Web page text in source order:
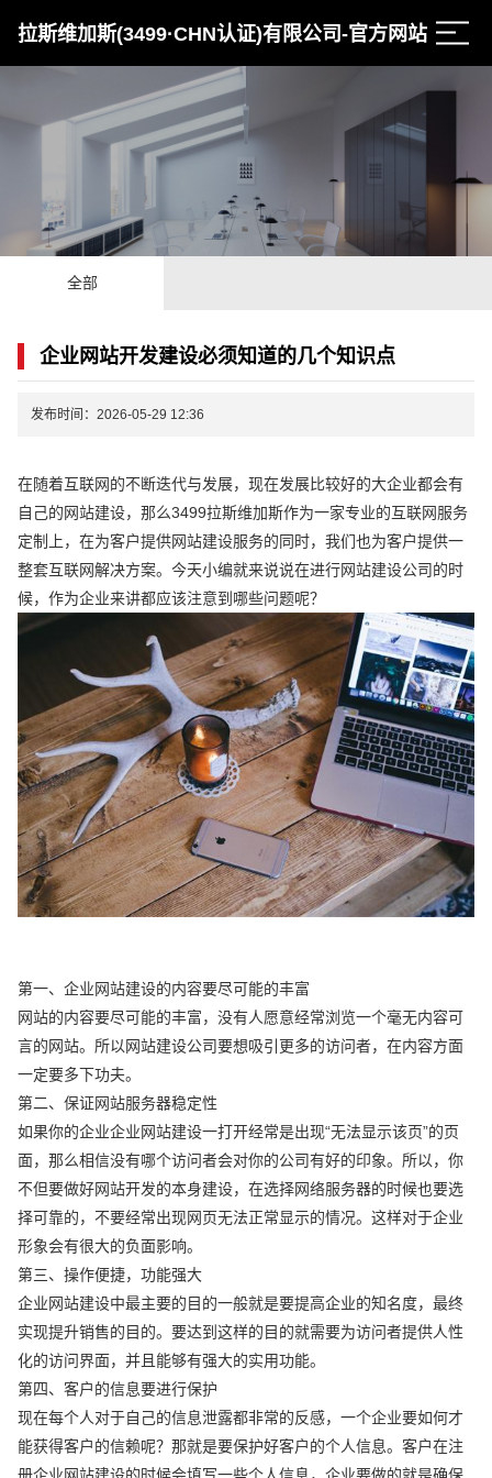
拉斯维加斯(3499·CHN认证)有限公司-官方网站
全部
企业网站开发建设必须知道的几个知识点
发布时间：2026-05-29 12:36
在随着互联网的不断迭代与发展，现在发展比较好的大企业都会有
自己的网站建设，那么3499拉斯维加斯作为一家专业的互联网服务
定制上，在为客户提供网站建设服务的同时，我们也为客户提供一
整套互联网解决方案。今天小编就来说说在进行网站建设公司的时
候，作为企业来讲都应该注意到哪些问题呢？
第一、企业网站建设的内容要尽可能的丰富
网站的内容要尽可能的丰富，没有人愿意经常浏览一个毫无内容可
言的网站。所以网站建设公司要想吸引更多的访问者，在内容方面
一定要多下功夫。
第二、保证网站服务器稳定性
如果你的企业企业网站建设一打开经常是出现“无法显示该页”的页
面，那么相信没有哪个访问者会对你的公司有好的印象。所以，你
不但要做好网站开发的本身建设，在选择网络服务器的时候也要选
择可靠的，不要经常出现网页无法正常显示的情况。这样对于企业
形象会有很大的负面影响。
第三、操作便捷，功能强大
企业网站建设中最主要的目的一般就是要提高企业的知名度，最终
实现提升销售的目的。要达到这样的目的就需要为访问者提供人性
化的访问界面，并且能够有强大的实用功能。
第四、客户的信息要进行保护
现在每个人对于自己的信息泄露都非常的反感，一个企业要如何才
能获得客户的信赖呢？那就是要保护好客户的个人信息。客户在注
册企业网站建设的时候会填写一些个人信息，企业要做的就是确保